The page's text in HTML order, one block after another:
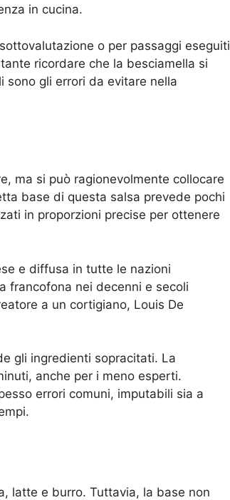
in cucina.
o per passaggi eseguiti
ricordare che la besciamella si
sono gli errori da evitare nella
ma si può ragionevolmente collocare
base di questa salsa prevede pochi
in proporzioni precise per ottenere
e diffusa in tutte le nazioni
francofona nei decenni e secoli
a un cortigiano, Louis De
gli ingredienti sopracitati. La
anche per i meno esperti.
errori comuni, imputabili sia a
latte e burro. Tuttavia, la base non